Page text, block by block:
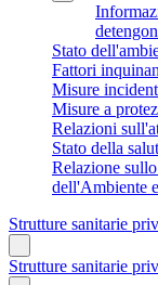
Stato
Fattori
Misure
Misure a
Relazioni
Stato della
Relazione
dell'Ambiente
Strutture sanitarie
Strutture sanitarie